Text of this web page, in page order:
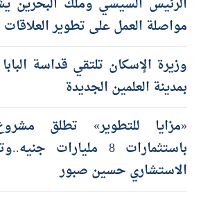
مواصلة العمل على تطوير العلاقات
وزيرة الإسكان تلتقي قداسة
بمدينة العلمين الجديدة
باستثمارات 8
الاستشاري حسين صبور